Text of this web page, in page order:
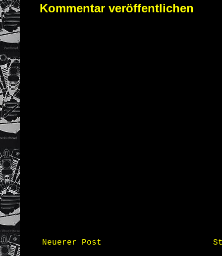
Kommentar veröffentlichen
Neuerer Post